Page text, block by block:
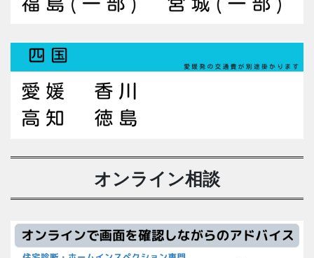
オンライン相談